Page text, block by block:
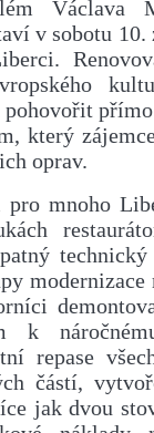
Václava
v sobotu
který
oprav.
mnoho
technický
k
repase
částí,
jak dvou